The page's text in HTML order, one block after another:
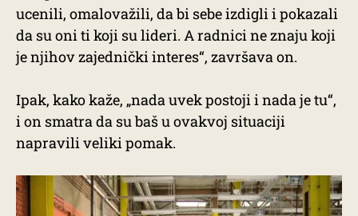
ucenili, omalovažili, da bi sebe izdigli i pokazali
da su oni ti koji su lideri. A radnici ne znaju koji
je njihov zajednički interes“, završava on.
Ipak, kako kaže, „nada uvek postoji i nada je tu“,
i on smatra da su baš u ovakvoj situaciji
napravili veliki pomak.